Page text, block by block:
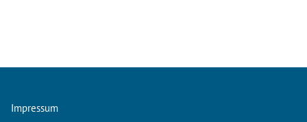
Impressum